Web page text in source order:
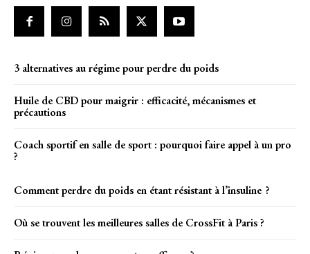
3 alternatives au régime pour perdre du poids
Huile de CBD pour maigrir : efficacité, mécanismes et
précautions
Coach sportif en salle de sport : pourquoi faire appel à un pro
?
Comment perdre du poids en étant résistant à l’insuline ?
Où se trouvent les meilleures salles de CrossFit à Paris ?